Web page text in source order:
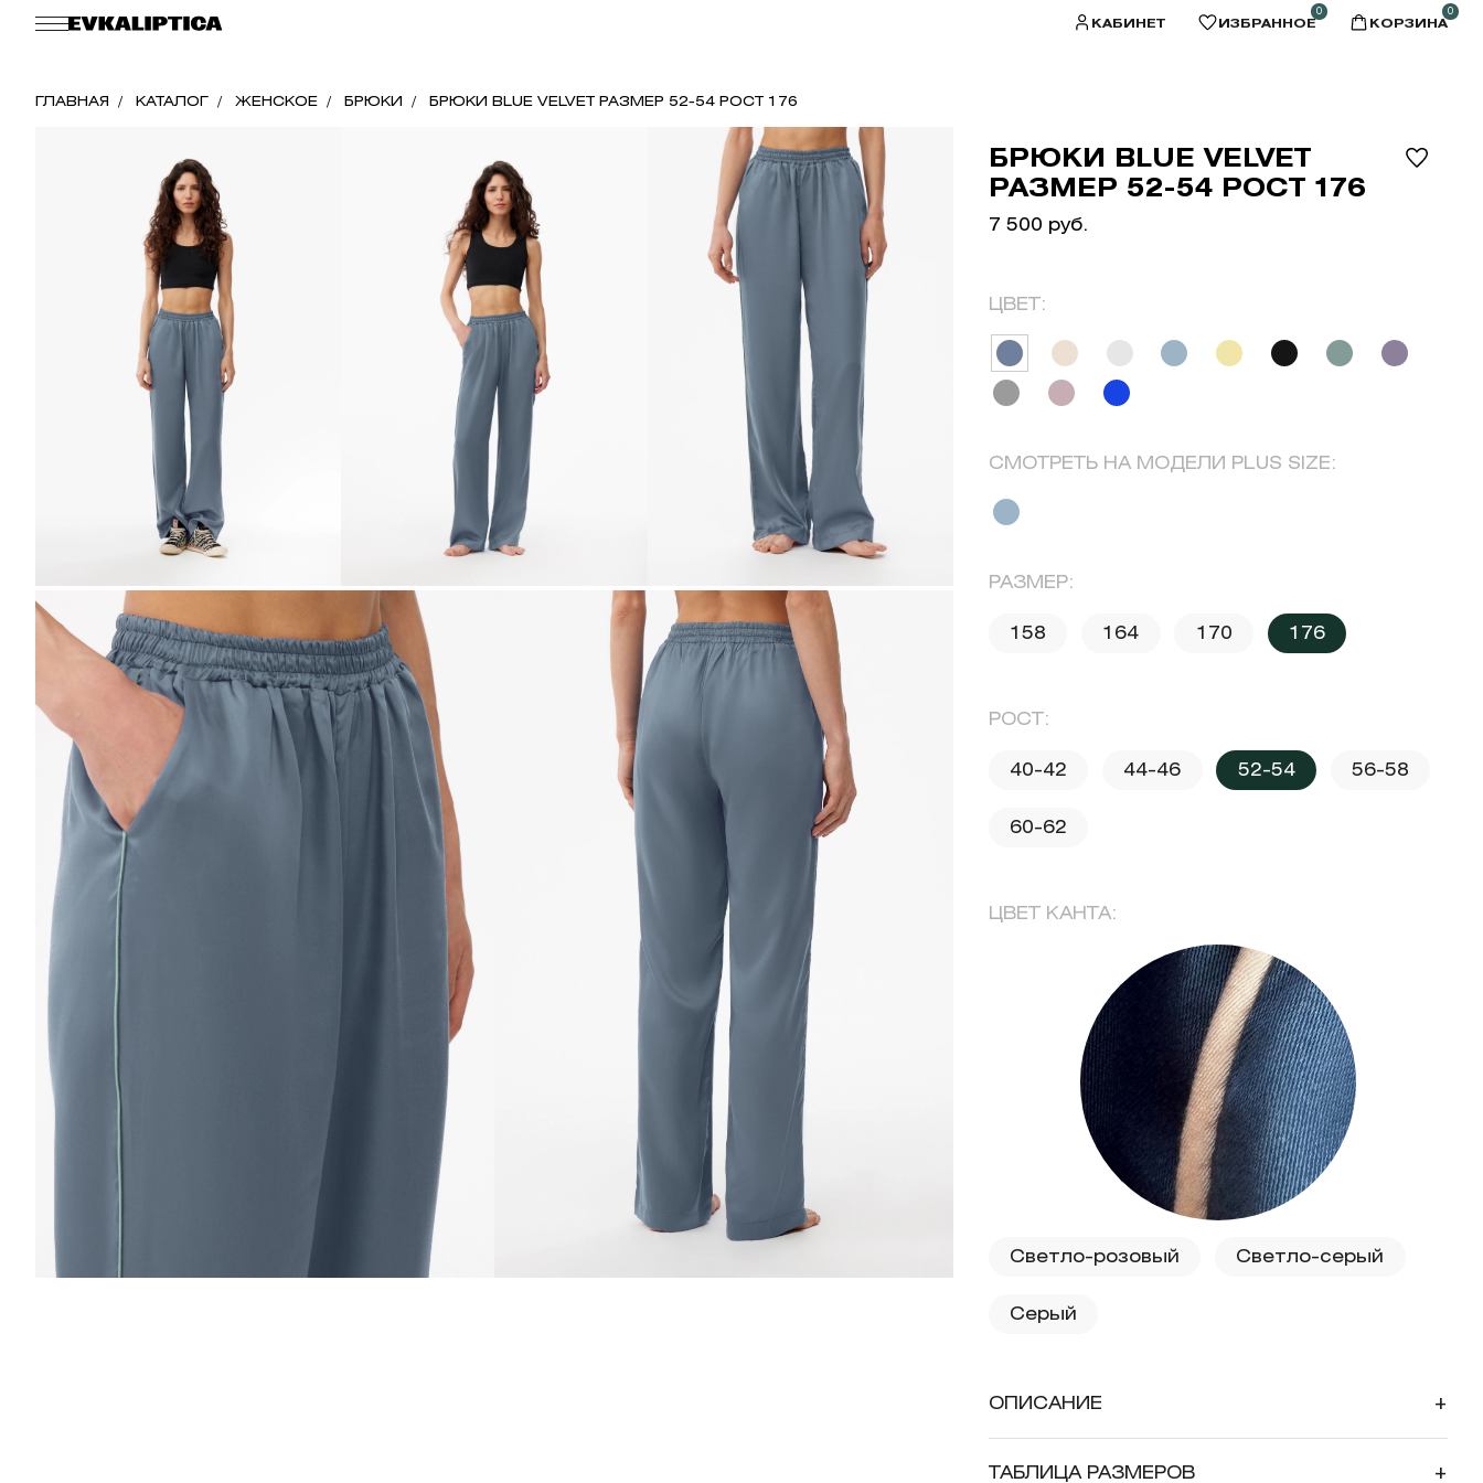
КАБИНЕТ ИЗБРАННОЕ
0
КОРЗИНА
0
ГЛАВНАЯ КАТАЛОГ ЖЕНСКОЕ БРЮКИ БРЮКИ BLUE VELVET РАЗМЕР 52-54 РОСТ 176
БРЮКИ BLUE VELVET
РАЗМЕР 52-54 РОСТ 176
7 500 руб.
ЦВЕТ:
СМОТРЕТЬ НА МОДЕЛИ PLUS SIZE:
РАЗМЕР:
158 164 170 176
РОСТ:
40-42 44-46 52-54 56-58
60-62
ЦВЕТ КАНТА:
Светло-розовый Светло-серый
Серый
ОПИСАНИЕ +
ТАБЛИЦА РАЗМЕРОВ +